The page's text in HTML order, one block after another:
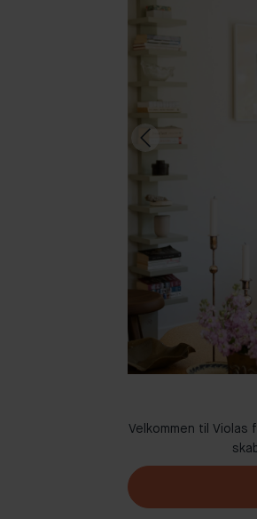
Velkommen til Violas